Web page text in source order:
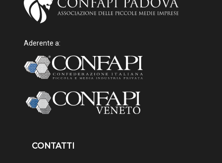
Aderente a:
CONTATTI